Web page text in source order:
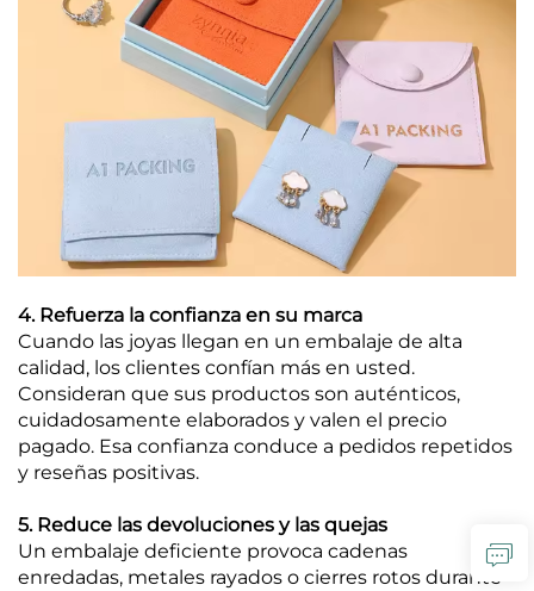
4. Refuerza la confianza en su marca
Cuando las joyas llegan en un embalaje de alta
calidad, los clientes confían más en usted.
Consideran que sus productos son auténticos,
cuidadosamente elaborados y valen el precio
pagado. Esa confianza conduce a pedidos repetidos
y reseñas positivas.
5. Reduce las devoluciones y las quejas
Un embalaje deficiente provoca cadenas
enredadas, metales rayados o cierres rotos durante